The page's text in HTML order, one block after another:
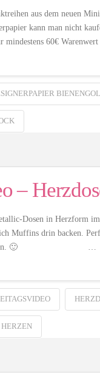
aus dem neuen
kann man nicht
mindestens 60€
–
Dosen in Herzform
Muffins drin backen.
Menschen. 🙂 …